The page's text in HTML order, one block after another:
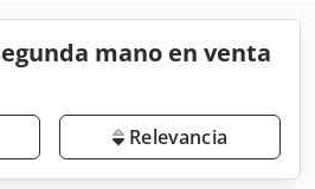
mano en venta
Relevancia